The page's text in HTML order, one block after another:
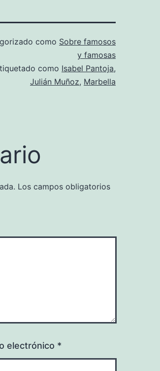
como Sobre famosos
y famosas
como Isabel Pantoja,
Julián Muñoz, Marbella
Los campos obligatorios
electrónico *